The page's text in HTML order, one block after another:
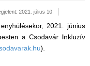
2021. július 10.
2021. június
a Csodavár Inkluzív
).